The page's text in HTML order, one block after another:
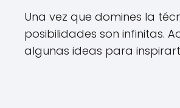
Una vez que domines la
posibilidades son infinitas.
algunas ideas para